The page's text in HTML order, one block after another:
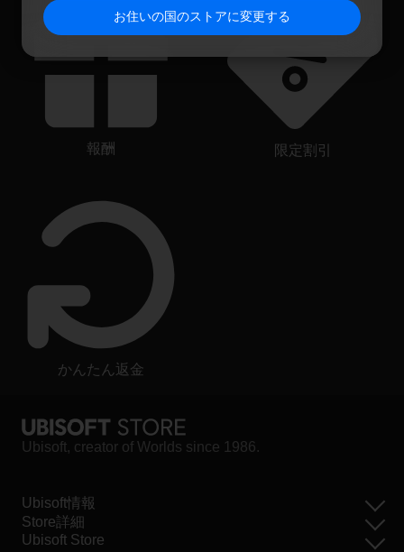
報酬 限定割引
かんたん返金
Ubisoft, creator of Worlds since 1986.
Ubisoft情報
Store詳細
Ubisoft Store
お住いの国のストアに変更する